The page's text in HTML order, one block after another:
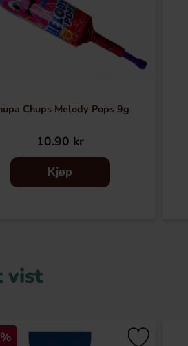
Chups Melody Pops 9g
10.90 kr
Kjøp
vist